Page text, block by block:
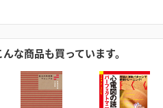
な商品も買っています。